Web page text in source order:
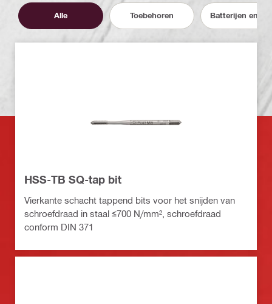
Alle Toebehoren Batterijen en
HSS-TB SQ-tap bit
Vierkante schacht tappend bits voor het snijden van
schroefdraad in staal ≤700 N/mm², schroefdraad
conform DIN 371